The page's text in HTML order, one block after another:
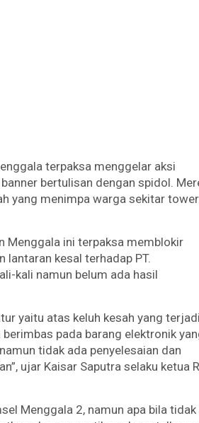
terpaksa menggelar aksi
bertulisan dengan spidol.
yang menimpa warga sekitar
Menggala ini terpaksa memblokir
lantaran kesal terhadap PT.
kali namun belum ada hasil
yaitu atas keluh kesah yang terjadi
pada barang elektronik
tidak ada penyelesaian dan
ujar Kaisar Saputra selaku ketua
Menggala 2, namun apa bila tidak